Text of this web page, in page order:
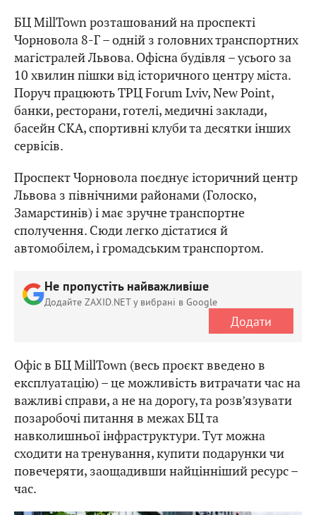
БЦ MillTown розташований на проспекті
Чорновола 8-Г – одній з головних транспортних
магістралей Львова. Офісна будівля – усього за
10 хвилин пішки від історичного центру міста.
Поруч працюють ТРЦ Forum Lviv, New Point,
банки, ресторани, готелі, медичні заклади,
басейн СКА, спортивні клуби та десятки інших
сервісів.
Проспект Чорновола поєднує історичний центр
Львова з північними районами (Голоско,
Замарстинів) і має зручне транспортне
сполучення. Сюди легко дістатися й
автомобілем, і громадським транспортом.
Не пропустіть найважливіше
Додайте ZAXID.NET у вибрані в Google
Додати
Офіс в БЦ MillTown (весь проєкт введено в
експлуатацію) – це можливість витрачати час на
важливі справи, а не на дорогу, та розв’язувати
позаробочі питання в межах БЦ та
навколишньої інфраструктури. Тут можна
сходити на тренування, купити подарунки чи
повечеряти, заощадивши найцінніший ресурс –
час.